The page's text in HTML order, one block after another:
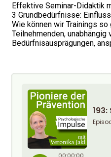
Effektive Seminar-Didaktik
3 Grundbedürfnisse:
Wie können wir Trainings
Teilnehmenden,
Bedürfnisausprägungen,